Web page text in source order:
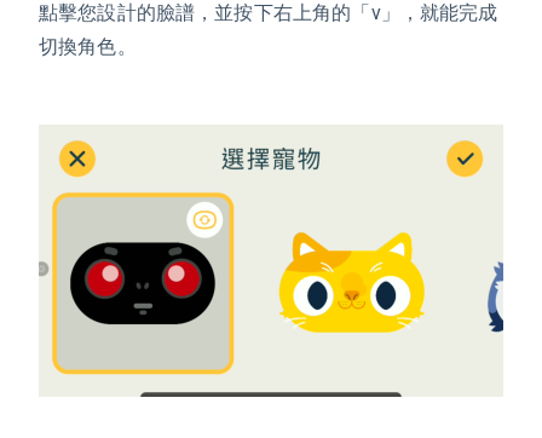
點擊您設計的臉譜，並按下右上角的「v」
，就能完成
切換角色。